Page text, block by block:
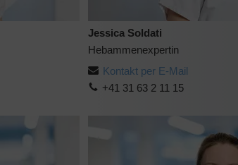
Jessica Soldati
Hebammenexpertin
Kontakt per E-Mail
+41 31 63 2 11 15